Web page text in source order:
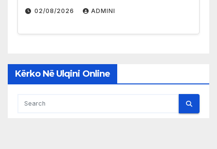
02/08/2026 ADMINI
Kërko Në Ulqini Online